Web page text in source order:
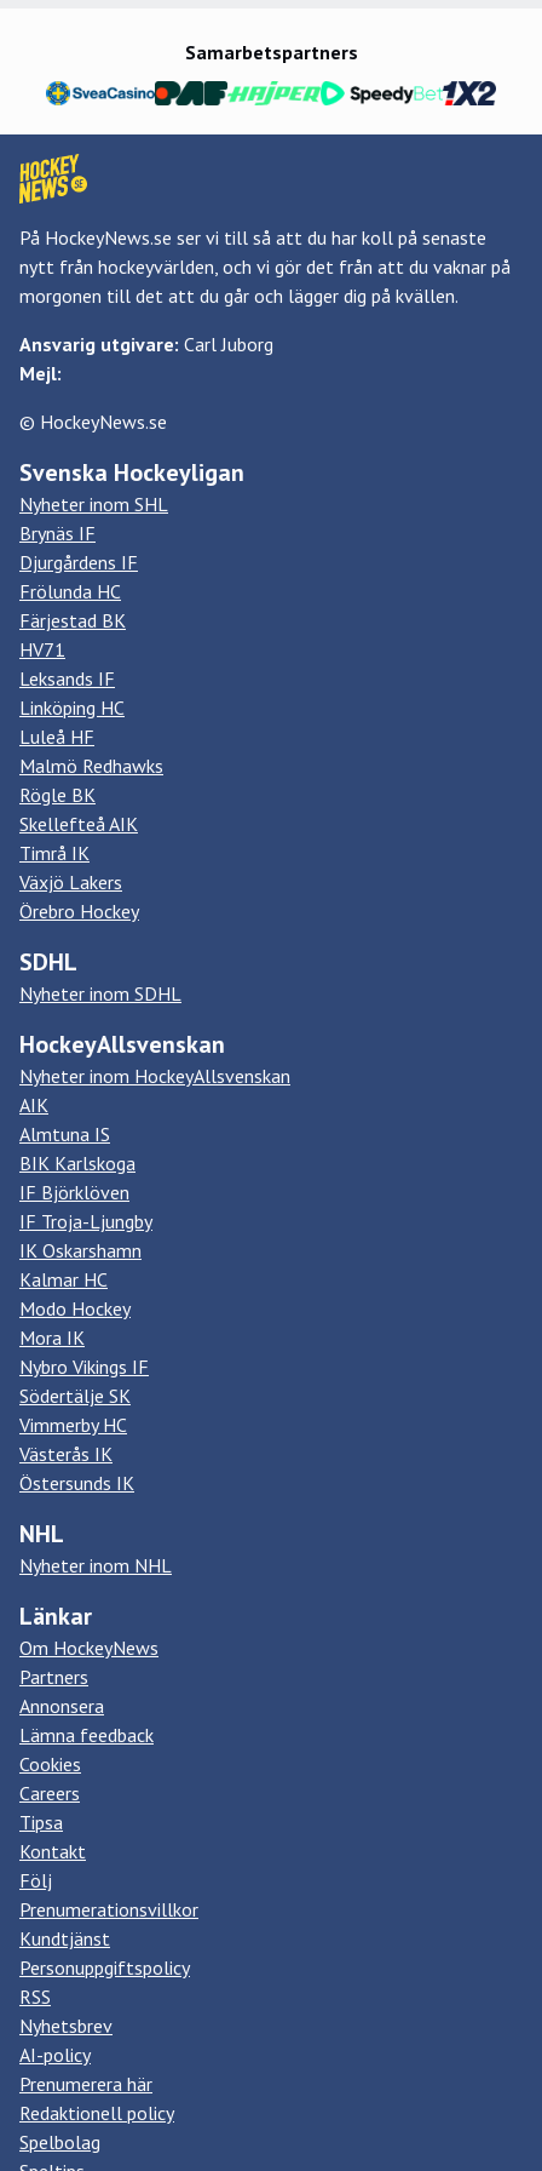
Samarbetspartners
På HockeyNews.se ser vi till så att du har koll på senaste
nytt från hockeyvärlden, och vi gör det från att du vaknar på
morgonen till det att du går och lägger dig på kvällen.
Ansvarig utgivare: Carl Juborg
Mejl:
© HockeyNews.se
Svenska Hockeyligan
Nyheter inom SHL
Brynäs IF
Djurgårdens IF
Frölunda HC
Färjestad BK
HV71
Leksands IF
Linköping HC
Luleå HF
Malmö Redhawks
Rögle BK
Skellefteå AIK
Timrå IK
Växjö Lakers
Örebro Hockey
SDHL
Nyheter inom SDHL
HockeyAllsvenskan
Nyheter inom HockeyAllsvenskan
AIK
Almtuna IS
BIK Karlskoga
IF Björklöven
IF Troja-Ljungby
IK Oskarshamn
Kalmar HC
Modo Hockey
Mora IK
Nybro Vikings IF
Södertälje SK
Vimmerby HC
Västerås IK
Östersunds IK
NHL
Nyheter inom NHL
Länkar
Om HockeyNews
Partners
Annonsera
Lämna feedback
Cookies
Careers
Tipsa
Kontakt
Följ
Prenumerationsvillkor
Kundtjänst
Personuppgiftspolicy
RSS
Nyhetsbrev
AI-policy
Prenumerera här
Redaktionell policy
Spelbolag